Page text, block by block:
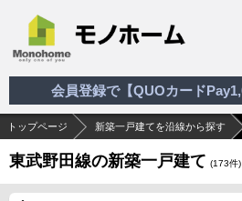
会員登録で【QUOカード
トップページ 新築一戸建てを沿線から探す
東武野田線の新築一戸建て (173件)